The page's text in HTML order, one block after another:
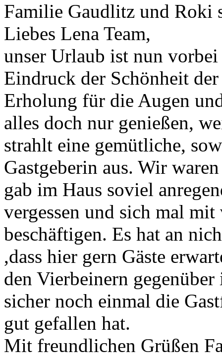
Familie Gaudlitz und Roki
Liebes Lena Team,
unser Urlaub ist nun
Eindruck der Schönheit
Erholung für die Augen
alles doch nur genießen,
strahlt eine gemütliche,
Gastgeberin aus. Wir
gab im Haus soviel
vergessen und sich mal
beschäftigen. Es hat an
,dass hier gern Gäste
den Vierbeinern
sicher noch einmal die
gut gefallen hat.
Mit freundlichen Grüßen